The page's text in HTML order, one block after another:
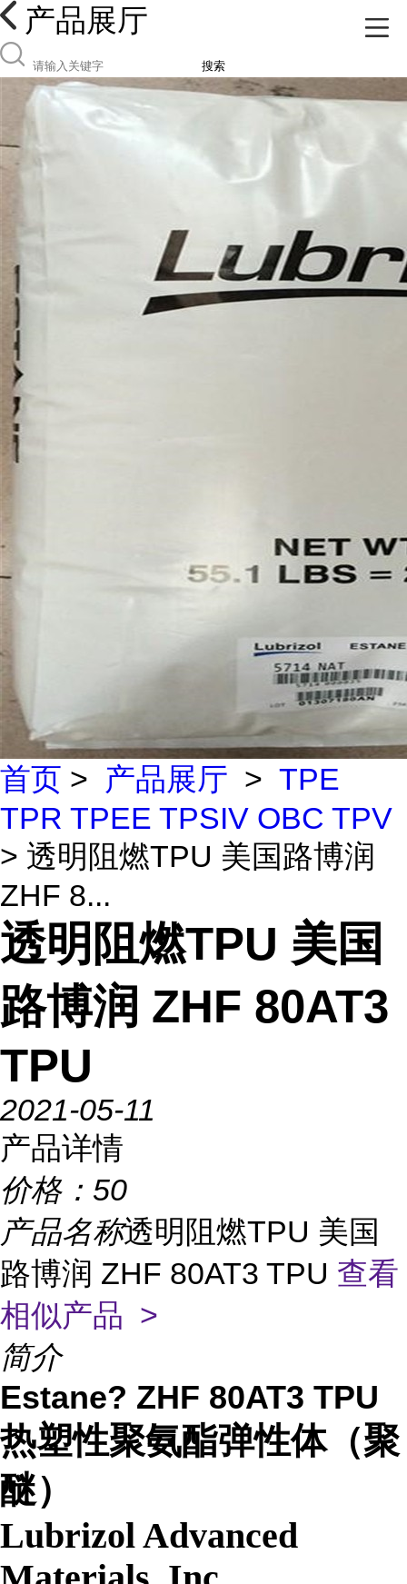
产品展厅
搜索
首页 > 产品展厅 > TPE
TPR TPEE TPSIV OBC TPV
> 透明阻燃TPU 美国路博润
ZHF 8...
透明阻燃TPU 美国
路博润 ZHF 80AT3
TPU
2021-05-11
产品详情
价格： 50
产品名称透明阻燃TPU 美国
路博润 ZHF 80AT3 TPU 查看
相似产品 >
简介
Estane? ZHF 80AT3 TPU
热塑性聚氨酯弹性体（聚
醚）
Lubrizol Advanced